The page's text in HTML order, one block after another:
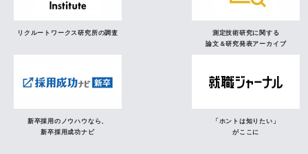
リクルートワークス研究所の調査
測定技術研究に関する
論文＆研究発表アーカイブ
新卒採用のノウハウなら、
新卒採用成功ナビ
「ホントは知りたい」
がここに